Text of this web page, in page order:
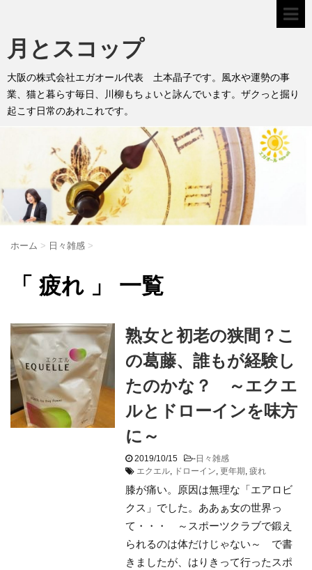
月とスコップ
大阪の株式会社エガオール代表 土本晶子です。風水や運勢の事
業、猫と暮らす毎日、川柳もちょいと詠んでいます。ザクっと掘り
起こす日常のあれこれです。
ホーム > 日々雑感 >
「 疲れ 」 一覧
熟女と初老の狭間？こ
の葛藤、誰もが経験し
たのかな？ ～エクエ
ルとドローインを味方
に～
2019/10/15 -日々雑感
エクエル, ドローイン, 更年期 , 疲れ
膝が痛い。原因は無理な「エアロビ
クス」でした。ああぁ女の世界っ
て・・・ ～スポーツクラブで鍛え
られるのは体だけじゃない～ で書
きましたが、はりきって行ったスポ